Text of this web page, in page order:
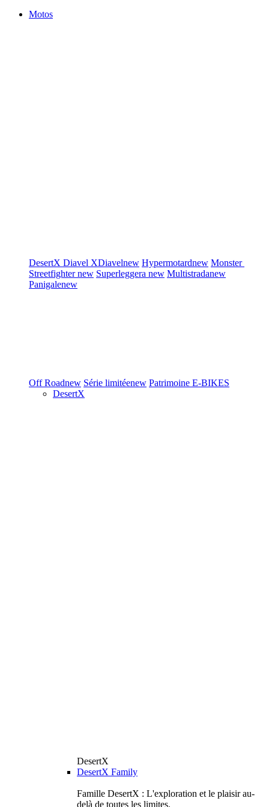
Motos
DesertX Diavel XDiavelnew Hypermotardnew Monster
Streetfighternew Superleggera new Multistradanew
Panigalenew
Off Roadnew Série limitéenew Patrimoine E-BIKES
DesertX
DesertX
DesertX Family
Famille DesertX : L'exploration et le plaisir au-
delà de toutes les limites.